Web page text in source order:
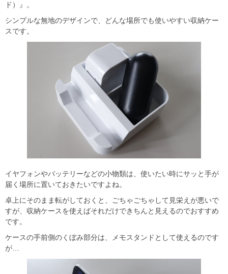
ド）』。
シンプルな無地のデザインで、どんな場所でも使いやすい収納ケー
スです。
イヤフォンやバッテリーなどの小物類は、使いたい時にサッと手が
届く場所に置いておきたいですよね。
卓上にそのまま転がしておくと、ごちゃごちゃして見栄えが悪いで
すが、収納ケースを使えばそれだけできちんと見えるのでおすすめ
です。
ケースの手前側のくぼみ部分は、メモスタンドとして使えるのです
が…